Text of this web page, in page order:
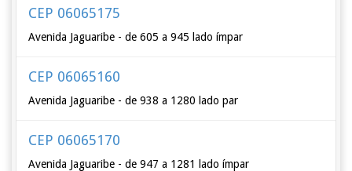
CEP 06065175
Avenida Jaguaribe - de 605 a 945 lado ímpar
CEP 06065160
Avenida Jaguaribe - de 938 a 1280 lado par
CEP 06065170
Avenida Jaguaribe - de 947 a 1281 lado ímpar